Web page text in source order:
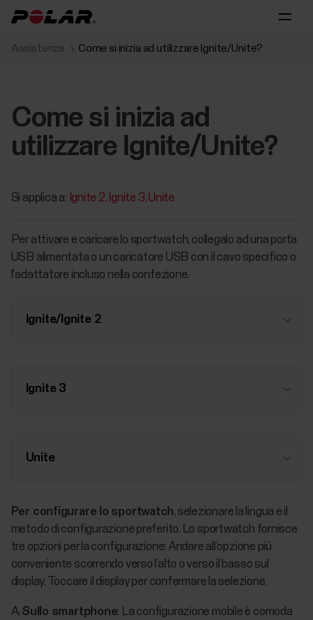
Assistenza Come si inizia ad utilizzare Ignite/Unite?
Come si inizia ad
utilizzare Ignite/Unite?
Si applica a: Ignite 2 Ignite 3 Unite
Per attivare e caricare lo sportwatch, collegalo ad una porta
USB alimentata o un caricatore USB con il cavo specifico o
l'adattatore incluso nella confezione.
Ignite/Ignite 2
Ignite 3
Unite
Per configurare lo sportwatch, selezionare la lingua e il
metodo di configurazione preferito. Lo sportwatch fornisce
tre opzioni per la configurazione: Andare all’opzione più
conveniente scorrendo verso l’alto o verso il basso sul
display. Toccare il display per confermare la selezione.
A. Sullo smartphone: La configurazione mobile è comoda